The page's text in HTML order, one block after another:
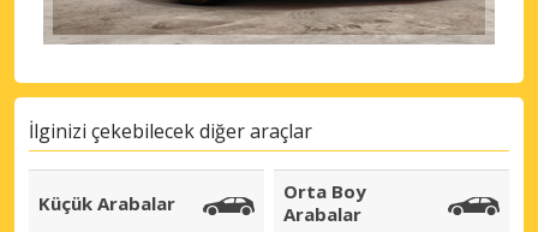
İlginizi çekebilecek diğer araçlar
Küçük Arabalar
Orta Boy
Arabalar